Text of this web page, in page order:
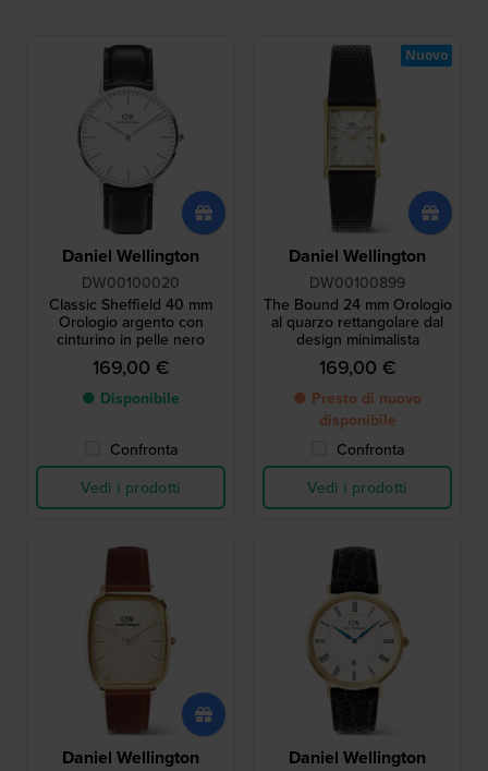
Daniel Wellington
DW00100020
Classic Sheffield 40 mm
Orologio argento con
cinturino in pelle nero
169,00 €
● Disponibile
Confronta
Vedi i prodotti
Daniel Wellington
DW00100899
The Bound 24 mm Orologio
al quarzo rettangolare dal
design minimalista
169,00 €
● Presto di nuovo
disponibile
Confronta
Vedi i prodotti
Nuovo
Daniel Wellington Daniel Wellington